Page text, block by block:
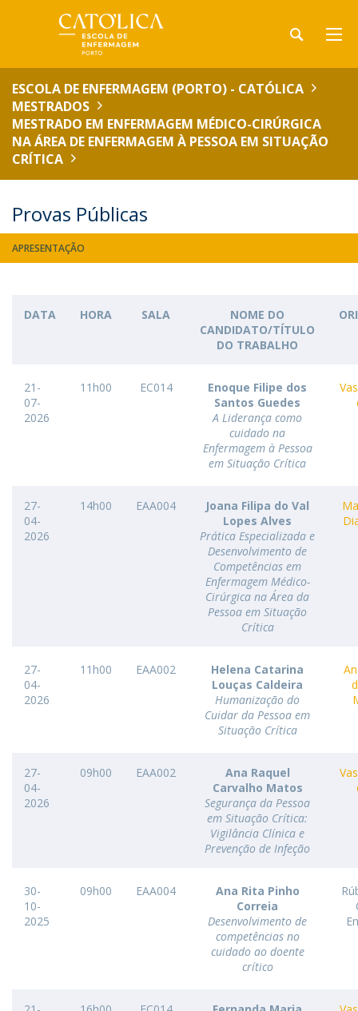
ESCOLA DE ENFERMAGEM (PORTO) - CATÓLICA
MESTRADOS
MESTRADO EM ENFERMAGEM MÉDICO-CIRÚRGICA
NA ÁREA DE ENFERMAGEM À PESSOA EM SITUAÇÃO
CRÍTICA
Provas Públicas
APRESENTAÇÃO
DATA HORA SALA
NOME DO
CANDIDATO/TÍTULO
DO TRABALHO
21-
07-
2026
11h00 EC014
Enoque Filipe dos
Santos Guedes
A Liderança como
cuidado na
Enfermagem à Pessoa
em Situação Crítica
27-
04-
2026
14h00 EAA004
Joana Filipa do Val
Lopes Alves
Prática Especializada e
Desenvolvimento de
Competências em
Enfermagem Médico-
Cirúrgica na Área da
Pessoa em Situação
Crítica
27-
04-
2026
11h00 EAA002
Helena Catarina
Louças Caldeira
Humanização do
Cuidar da Pessoa em
Situação Crítica
27-
04-
2026
09h00 EAA002
Ana Raquel
Carvalho Matos
Segurança da Pessoa
em Situação Crítica:
Vigilância Clínica e
Prevenção de Infeção
30-
10-
2025
09h00 EAA004
Ana Rita Pinho
Correia
Desenvolvimento de
competências no
cuidado ao doente
crítico